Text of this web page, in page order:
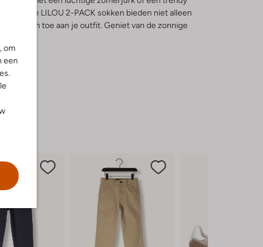
om
een
look. De LILOU 2-PACK sokken bieden niet alleen
touch toe aan je outfit. Geniet van de zonnige